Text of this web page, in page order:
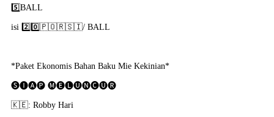
5️⃣BALL
isi 2️⃣0️⃣🇵​🇴​🇷​🇸​🇮​/ BALL
*Paket Ekonomis Bahan Baku Mie Kekinian*
🅢🅘🅐🅟 🅜🅔🅛🅤🅝🅒🅤🅡
🇰​🇪: Robby Hari